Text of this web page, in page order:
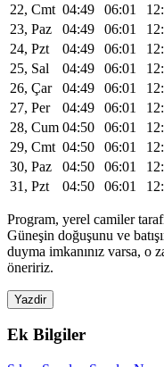
22, Cmt 04:49 06:01
23, Paz
04:49 06:01
24, Pzt
04:49 06:01
25, Sal
04:49 06:01
26, Çar
04:49 06:01
27, Per
04:49 06:01
28, Cum 04:50 06:01
29, Cmt 04:50 06:01
30, Paz
04:50 06:01
31, Pzt
04:50 06:01
Program, yerel camiler
Güneşin doğuşunu ve
duyma imkanınız varsa, o
öneririz.
Yazdir
Ek Bilgiler